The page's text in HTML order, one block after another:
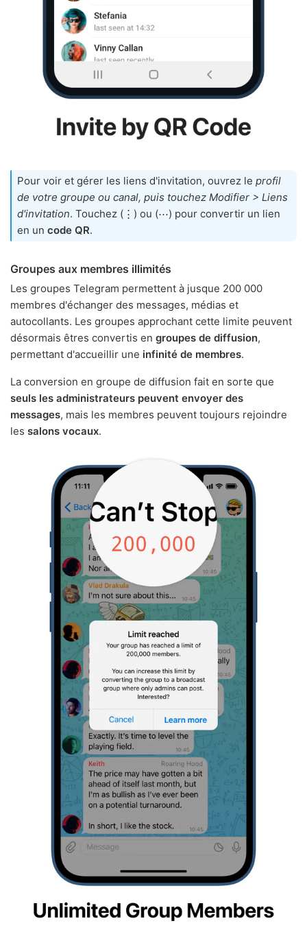
Pour voir et gérer les liens d'invitation, ouvrez le profil
de votre groupe ou canal, puis touchez Modifier > Liens
d'invitation. Touchez (⋮) ou (⋯) pour convertir un lien
en un code QR.
Groupes aux membres illimités
Les groupes Telegram permettent à jusque 200 000
membres d'échanger des messages, médias et
autocollants. Les groupes approchant cette limite peuvent
désormais êtres convertis en groupes de diffusion,
permettant d'accueillir une infinité de membres.
La conversion en groupe de diffusion fait en sorte que
seuls les administrateurs peuvent envoyer des
messages, mais les membres peuvent toujours rejoindre
les salons vocaux.